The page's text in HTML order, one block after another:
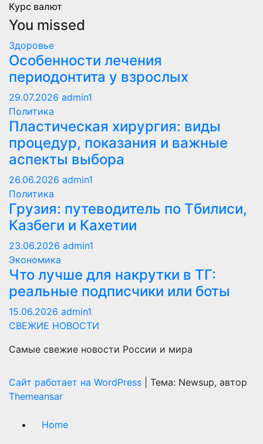
Курс валют
You missed
Здоровье
Особенности лечения
периодонтита у взрослых
29.07.2026 admin1
Политика
Пластическая хирургия: виды
процедур, показания и важные
аспекты выбора
26.06.2026 admin1
Политика
Грузия: путеводитель по Тбилиси,
Казбеги и Кахетии
23.06.2026 admin1
Экономика
Что лучше для накрутки в ТГ:
реальные подписчики или боты
15.06.2026 admin1
СВЕЖИЕ НОВОСТИ
Самые свежие новости России и мира
Сайт работает на WordPress
Тема: Newsup, автор
Themeansar
Home